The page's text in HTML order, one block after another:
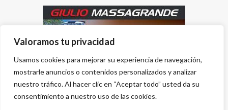
Valoramos tu privacidad
Usamos cookies para mejorar su experiencia de navegación,
mostrarle anuncios o contenidos personalizados y analizar
nuestro tráfico. Al hacer clic en “Aceptar todo” usted da su
consentimiento a nuestro uso de las cookies.